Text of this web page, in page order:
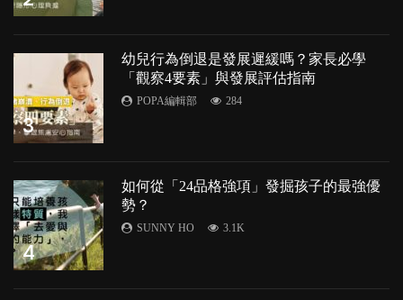
3
幼兒行為倒退是發展遲緩嗎？家長必學
「觀察4要素」與發展評估指南
POPA編輯部 284
4
如何從「24品格強項」發掘孩子的最強優
勢？
SUNNY HO 3.1K